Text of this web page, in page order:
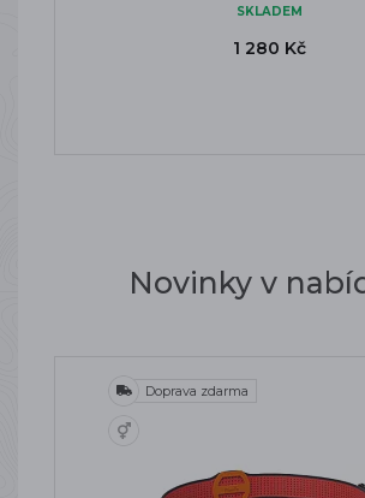
SKLADEM
1 280 Kč
Novinky v
Doprava zdarma